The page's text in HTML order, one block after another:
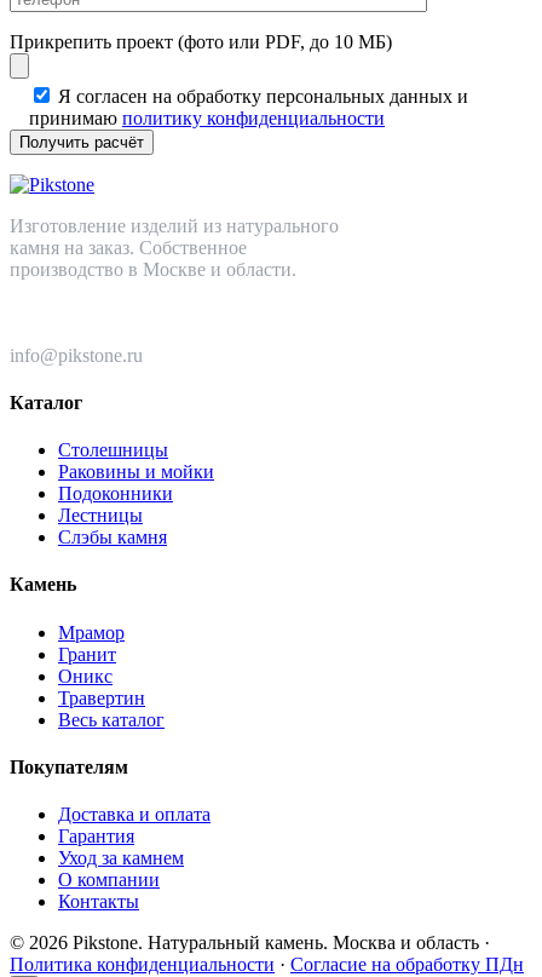
Прикрепить проект (фото или PDF, до 10 МБ)
Я согласен на обработку персональных данных и
принимаю политику конфиденциальности
Изготовление изделий из натурального
камня на заказ. Собственное
производство в Москве и области.
info@pikstone.ru
Каталог
Столешницы
Раковины и мойки
Подоконники
Лестницы
Слэбы камня
Камень
Мрамор
Гранит
Оникс
Травертин
Весь каталог
Покупателям
Доставка и оплата
Гарантия
Уход за камнем
О компании
Контакты
© 2026 Pikstone. Натуральный камень. Москва и область ·
Политика конфиденциальности · Согласие на обработку ПДн